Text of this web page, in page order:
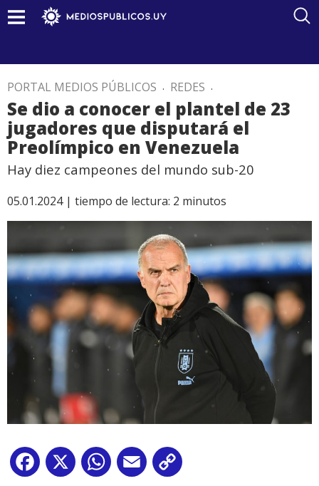
PORTAL MEDIOS PÚBLICOS . REDES .
Se dio a conocer el plantel de 23
jugadores que disputará el
Preolímpico en Venezuela
Hay diez campeones del mundo sub-20
05.01.2024 | tiempo de lectura: 2 minutos
Facebook
X WhatsApp
Email